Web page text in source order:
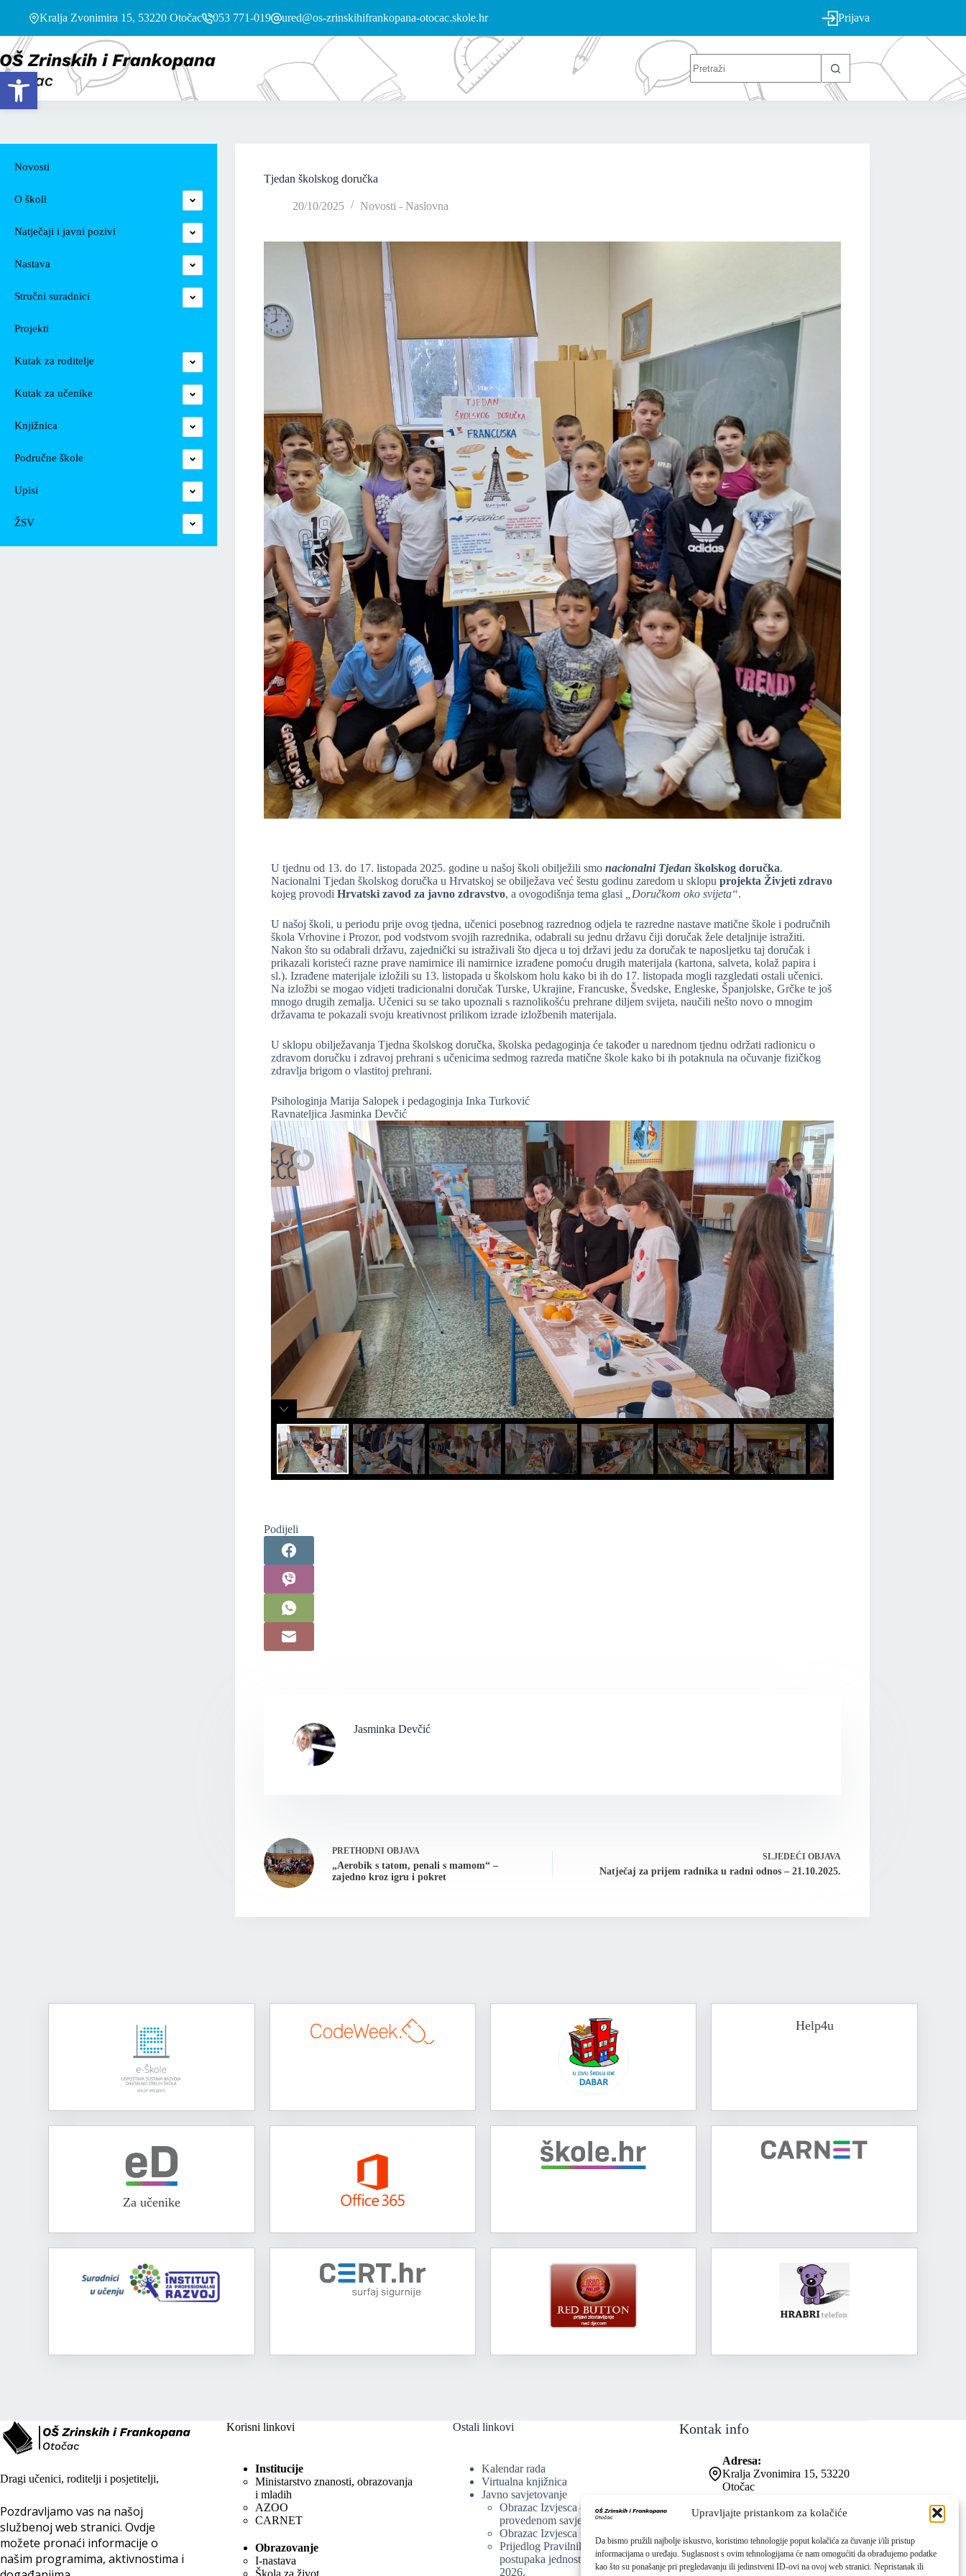
Open toolbar
Upravljajte pristankom za kolačiće
Da bismo pružili najbolje iskustvo, koristimo tehnologije poput kolačića za čuvanje i/ili pristup
informacijama o uređaju. Suglasnost s ovim tehnologijama će nam omogućiti da obrađujemo podatke
kao što su ponašanje pri pregledavanju ili jedinstveni ID-ovi na ovoj web stranici. Nepristanak ili
Kralja Zvonimira 15, 53220 Otočac 053 771-019 ured@os-zrinskihifrankopana-otocac.skole.hr Prijava
Tjedan školskog doručka
20/10/2025 Novosti - Naslovna
U tjednu od 13. do 17. listopada 2025. godine u našoj školi obilježili smo nacionalni Tjedan školskog doručka.
Nacionalni Tjedan školskog doručka u Hrvatskoj se obilježava već šestu godinu zaredom u sklopu projekta Živjeti zdravo
kojeg provodi Hrvatski zavod za javno zdravstvo, a ovogodišnja tema glasi „Doručkom oko svijeta“.
U našoj školi, u periodu prije ovog tjedna, učenici posebnog razrednog odjela te razredne nastave matične škole i područnih
škola Vrhovine i Prozor, pod vodstvom svojih razrednika, odabrali su jednu državu čiji doručak žele detaljnije istražiti.
Nakon što su odabrali državu, zajednički su istraživali što djeca u toj državi jedu za doručak te naposljetku taj doručak i
prikazali koristeći razne prave namirnice ili namirnice izrađene pomoću drugih materijala (kartona, salveta, kolaž papira i
sl.). Izrađene materijale izložili su 13. listopada u školskom holu kako bi ih do 17. listopada mogli razgledati ostali učenici.
Na izložbi se mogao vidjeti tradicionalni doručak Turske, Ukrajine, Francuske, Švedske, Engleske, Španjolske, Grčke te još
mnogo drugih zemalja. Učenici su se tako upoznali s raznolikošću prehrane diljem svijeta, naučili nešto novo o mnogim
državama te pokazali svoju kreativnost prilikom izrade izložbenih materijala.
U sklopu obilježavanja Tjedna školskog doručka, školska pedagoginja će također u narednom tjednu održati radionicu o
zdravom doručku i zdravoj prehrani s učenicima sedmog razreda matične škole kako bi ih potaknula na očuvanje fizičkog
zdravlja brigom o vlastitoj prehrani.
Psihologinja Marija Salopek i pedagoginja Inka Turković
Ravnateljica Jasminka Devčić
Podijeli
Jasminka Devčić
PRETHODNI OBJAVA
„Aerobik s tatom, penali s mamom“ –
zajedno kroz igru i pokret
SLJEDEĆI OBJAVA
Natječaj za prijem radnika u radni odnos – 21.10.2025.
Novosti
O školi
Natječaji i javni pozivi
Nastava
Stručni suradnici
Projekti
Kutak za roditelje
Kutak za učenike
Knjižnica
Područne škole
Upisi
ŽSV
Help4u
Za učenike
Dragi učenici, roditelji i posjetitelji,
Pozdravljamo vas na našoj
službenoj web stranici. Ovdje
možete pronaći informacije o
našim programima, aktivnostima i
Korisni linkovi
Institucije
Ministarstvo znanosti, obrazovanja
i mladih
AZOO
CARNET
Obrazovanje
I-nastava
Škola za život
Ostali linkovi
Kalendar rada
Virtualna knjižnica
Javno savjetovanje
Obrazac Izvjesca o
provedenom savjetovanju
Obrazac Izvjesca
Prijedlog Pravilnika o provedbi
postupaka jednostavne nabave
2026.
Kontak info
Adresa:
Kralja Zvonimira 15, 53220
Otočac
053 771-019
ured@os-zrinskihifrankopana-
otocac.skole.hr